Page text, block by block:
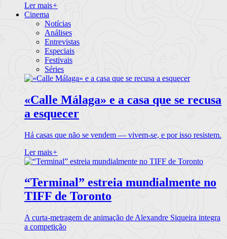
Ler mais+
Cinema
Notícias
Análises
Entrevistas
Especiais
Festivais
Séries
«Calle Málaga» e a casa que se recusa
a esquecer
Há casas que não se vendem — vivem-se, e por isso resistem.
Ler mais+
“Terminal” estreia mundialmente no
TIFF de Toronto
A curta-metragem de animação de Alexandre Siqueira integra
a competição